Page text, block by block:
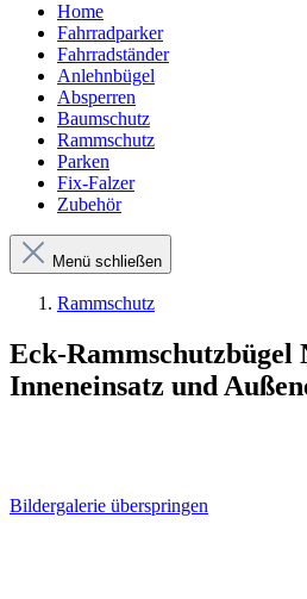
Home
Fahrradparker
Fahrradständer
Anlehnbügel
Absperren
Baumschutz
Rammschutz
Parken
Fix-Falzer
Zubehör
Menü schließen
Rammschutz
Eck-
Inneneinsatz und
Bildergalerie überspringen